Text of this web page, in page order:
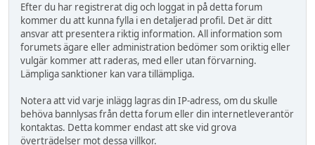
Efter du har registrerat dig och loggat in på detta forum
kommer du att kunna fylla i en detaljerad profil. Det är ditt
ansvar att presentera riktig information. All information som
forumets ägare eller administration bedömer som oriktig eller
vulgär kommer att raderas, med eller utan förvarning.
Lämpliga sanktioner kan vara tillämpliga.
Notera att vid varje inlägg lagras din IP-adress, om du skulle
behöva bannlysas från detta forum eller din internetleverantör
kontaktas. Detta kommer endast att ske vid grova
överträdelser mot dessa villkor.